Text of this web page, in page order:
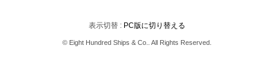
表示切替 : PC版に切り替える
© Eight Hundred Ships & Co.. All Rights Reserved.